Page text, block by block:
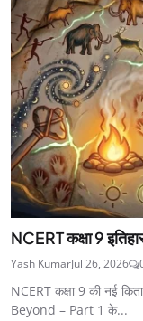
NCERT कक्षा 9
Yash KumarJul 26, 2026
NCERT कक्षा 9 की नई
Beyond – Part 1 के...